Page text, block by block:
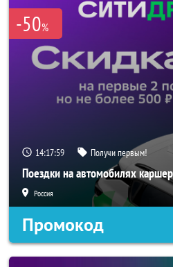
-50%
14:17:59 Получи первым!
Поездки на автомобилях
Россия
Промокод